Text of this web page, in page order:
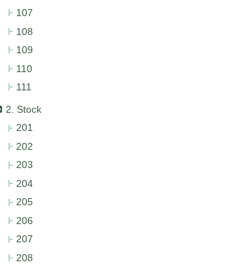
107
108
109
110
111
2. Stock
201
202
203
204
205
206
207
208